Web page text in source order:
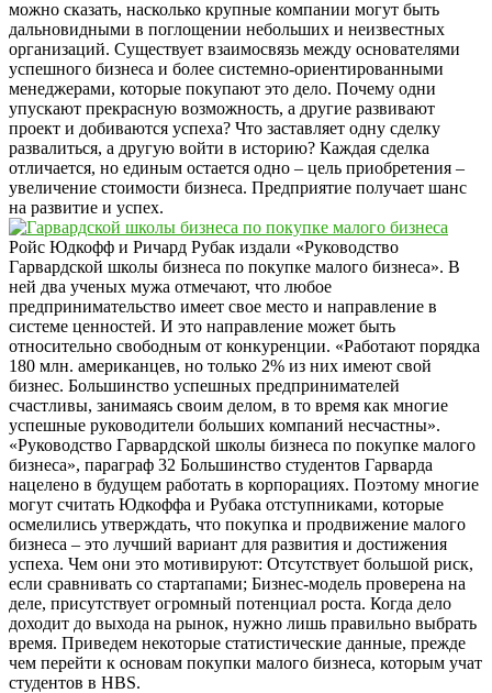
можно сказать, насколько крупные компании могут быть
дальновидными в поглощении небольших и неизвестных
организаций. Существует взаимосвязь между основателями
успешного бизнеса и более системно-ориентированными
менеджерами, которые покупают это дело. Почему одни
упускают прекрасную возможность, а другие развивают
проект и добиваются успеха? Что заставляет одну сделку
развалиться, а другую войти в историю? Каждая сделка
отличается, но единым остается одно – цель приобретения –
увеличение стоимости бизнеса. Предприятие получает шанс
на развитие и успех.
Ройс Юдкофф и Ричард Рубак издали «Руководство
Гарвардской школы бизнеса по покупке малого бизнеса». В
ней два ученых мужа отмечают, что любое
предпринимательство имеет свое место и направление в
системе ценностей. И это направление может быть
относительно свободным от конкуренции. «Работают порядка
180 млн. американцев, но только 2% из них имеют свой
бизнес. Большинство успешных предпринимателей
счастливы, занимаясь своим делом, в то время как многие
успешные руководители больших компаний несчастны».
«Руководство Гарвардской школы бизнеса по покупке малого
бизнеса», параграф 32 Большинство студентов Гарварда
нацелено в будущем работать в корпорациях. Поэтому многие
могут считать Юдкоффа и Рубака отступниками, которые
осмелились утверждать, что покупка и продвижение малого
бизнеса – это лучший вариант для развития и достижения
успеха. Чем они это мотивируют: Отсутствует большой риск,
если сравнивать со стартапами; Бизнес-модель проверена на
деле, присутствует огромный потенциал роста. Когда дело
доходит до выхода на рынок, нужно лишь правильно выбрать
время. Приведем некоторые статистические данные, прежде
чем перейти к основам покупки малого бизнеса, которым учат
студентов в HBS.